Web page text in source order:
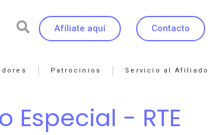
Afíliate aquí Contacto
Patrocinios Servicio al Afiliado
Especial - RTE